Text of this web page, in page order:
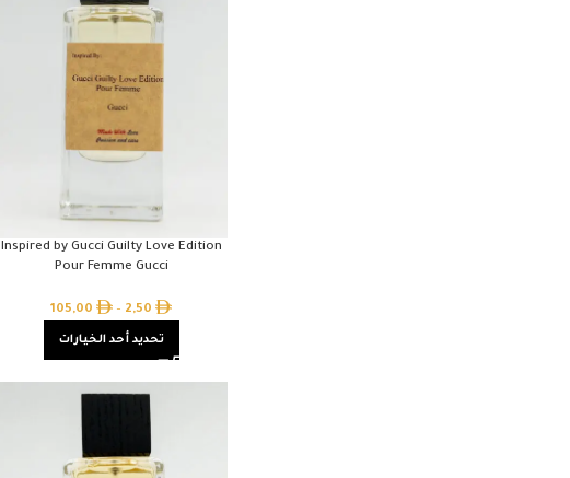
Inspired by Gucci Guilty Love Edition
Pour Femme Gucci
2,50
–
105,00
تحديد أحد الخيارات